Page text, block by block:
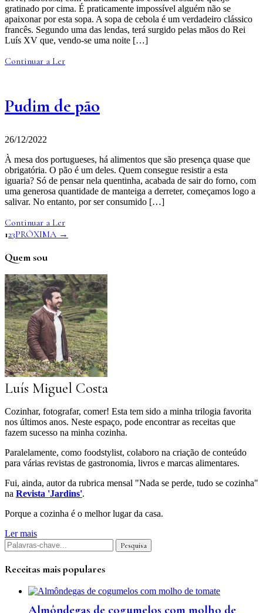
gratinado por cima. É praticamente impossível alguém não se
apaixonar por esta sopa. A sopa de cebola é um verdadeiro clássico
francês. Segundo uma das lendas, terá surgido pelas mãos do Rei
Luís XV que, vendo-se uma noite […]
Continuar a Ler
Pudim de pão
26/12/2022
À mesa dos portugueses, há alimentos que são presença quase que
obrigatória. O pão é um deles. Quem consegue resistir a esta
iguaria? Só de pensar nela quentinha, acabada de sair do forno, com
uma generosa quantidade de manteiga a derreter, começamos logo a
salivar. No entanto, por ser consumido […]
Continuar a Ler
123PRÓXIMA →
Quem sou
Luís Miguel Costa
Cozinhar, fotografar, comer! Esta tem sido a minha trilogia favorita
nos últimos anos. Neste espaço, pode encontrar as receitas que
fazem sucesso na minha cozinha.
Paralelamente, como foodstylist, colaboro na criação de conteúdo
para várias revistas de gastronomia, livros e marcas alimentares.
Fui, ainda, autor da rubrica mensal "Nada se perde, tudo se cozinha"
na Revista 'Jardins'.
Porque a cozinha é o melhor lugar da casa.
Ler mais
Receitas mais populares
Almôndegas de cogumelos com molho de